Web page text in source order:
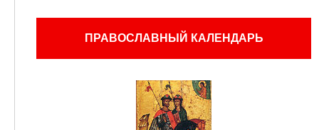
ПРАВОСЛАВНЫЙ КАЛЕНДАРЬ